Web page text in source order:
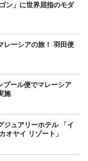
ン」に世界屈指のモダ
レーシアの旅！ 羽田便
ール便でマレーシア
施
ジュアリーホテル 「イ
オヤイ リゾート」